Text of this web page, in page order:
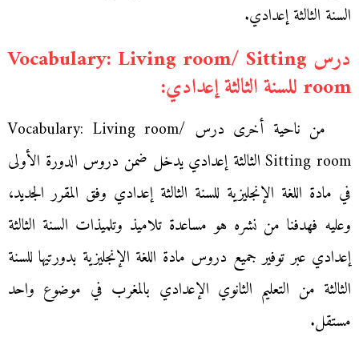
السنة الثالثة إعدادي.
درس Vocabulary: Living room/ Sitting
room للسنة الثالثة إعدادي:
من ناحية أخرى درس Vocabulary: Living room/
Sitting room الثالثة إعدادي يدخل ضمن دروس الدورة الأولى
في مادة اللغة الإنجليزية للسنة الثالثة إعدادي وفق المقرر الجديد،
وعليه فهدفنا من نشره هو مساعدة تلاميذ وتلميذات السنة الثالثة
إعدادي عبر توفير جميع دروس مادة اللغة الإنجليزية بدورتيها للسنة
الثالثة من التعليم الثانوي الإعدادي بالمغرب في موضوع واحد
مستقل.